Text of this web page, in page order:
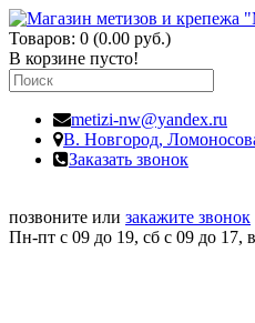
Товаров: 0 (0.00 руб.)
В корзине пусто!
metizi-nw@yandex.ru
В. Новгород,
Заказать звонок
позвоните или закажите звонок
Пн-пт с 09 до 19, сб с 09 до 17,